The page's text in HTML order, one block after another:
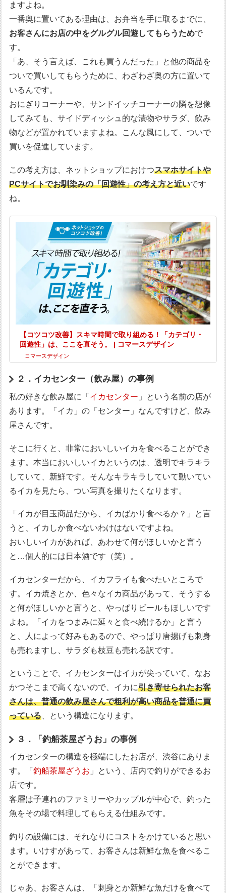
ますよね。
一番奥に置いてある理由は、お弁当を手に取るまでに、
お客さんにお店の中をグルグル回遊してもらうためで
す。
「あ、そう言えば、これも買うんだった」と他の商品を
ついで買いしてもらうために、わざわざ奥の方に置いて
いるんです。
おにぎりコーナーや、サンドイッチコーナーの隣を想像
してみても、サイドディッシュ的な漬物やサラダ、飲み
物などが置かれていますよね。こんな風にして、ついで
買いを促進しています。
この考え方は、ネットショップにおけつスマホサイトや
PCサイトでお馴染みの「回遊性」の考え方と近いです
ね。
【コツコツ改善】スキマ時間で取り組める！「カテゴリ・
回遊性」は、ここを直そう。 | コマースデザイン
コマースデザイン
２．イカセンター（飲み屋）の事例
私の好きな飲み屋に「 イカセンター 」という名前の店が
あります。「イカ」の「センター」なんですけど、飲み
屋さんです。
そこに行くと、非常においしいイカを食べることができ
ます。本当においしいイカというのは、透明でキラキラ
していて、新鮮です。そんなキラキラしていて動いてい
るイカを見たら、つい写真を撮りたくなります。
「イカが目玉商品だから、イカばかり食べるか？」と言
うと、イカしか食べないわけはないですよね。
おいしいイカがあれば、あわせて何がほしいかと言う
と…個人的には日本酒です（笑）。
イカセンターだから、イカフライも食べたいところで
す。イカ焼きとか、色々なイカ商品があって、そうする
と何がほしいかと言うと、やっぱりビールもほしいです
よね。「イカをつまみに延々と食べ続けるか」と言う
と、人によって好みもあるので、やっぱり唐揚げも刺身
も売れますし、サラダも枝豆も売れる訳です。
ということで、イカセンターはイカが尖っていて、なお
かつそこまで高くないので、イカに引き寄せられたお客
さんは、普通の飲み屋さんで粗利が高い商品を普通に買
っている 、という構造になります。
３．「釣船茶屋ざうお」の事例
イカセンターの構造を極端にしたお店が、渋谷にありま
す。「釣船茶屋ざうお 」という、店内で釣りができるお
店です。
客層は子連れのファミリーやカップルが中心で、釣った
魚をその場で料理してもらえる仕組みです。
釣りの設備には、それなりにコストをかけていると思い
ます。いけすがあって、お客さんは新鮮な魚を食べるこ
とができます。
じゃあ、お客さんは、「刺身とか新鮮な魚だけを食べて